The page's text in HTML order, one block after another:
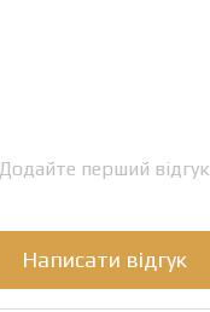
Додайте перший відгук
Написати відгук